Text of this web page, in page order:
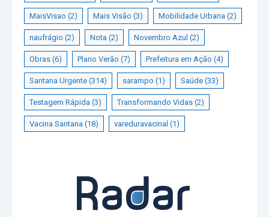
MaisVisao (2) Mais Visão (3) Mobilidade Urbana (2)
naufrágio (2) Nota (2) Novembro Azul (2)
Obras (6) Plano Verão (7) Prefeitura em Ação (4)
Santana Urgente (314) sarampo (1) Saúde (33)
Testagem Rápida (3) Transformando Vidas (2)
Vacina Santana (18) vareduravacinal (1)